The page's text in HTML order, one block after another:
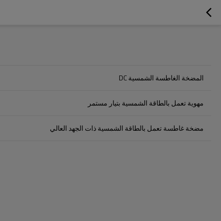
المضخة الغاطسة الشمسية DC
مهوية تعمل بالطاقة الشمسية بتيار مستمر
مضخة غاطسة تعمل بالطاقة الشمسية ذات الجهد العالي